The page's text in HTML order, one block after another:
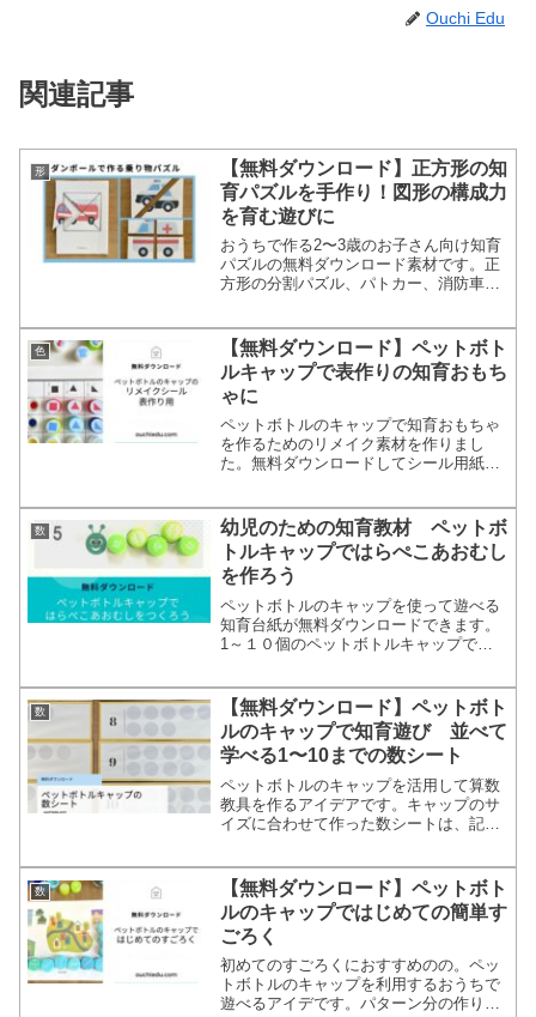
Ouchi Edu
関連記事
形
【無料ダウンロード】正方形の知
育パズルを手作り！図形の構成力
を育む遊びに
おうちで作る2〜3歳のお子さん向け知育
パズルの無料ダウンロード素材です。正
方形の分割パズル、パトカー、消防車、
ールなどの廃材を活用して作れます。
色
【無料ダウンロード】ペットボト
ルキャップで表作りの知育おもち
ゃに
ペットボトルのキャップで知育おもちゃ
を作るためのリメイク素材を作りまし
た。無料ダウンロードしてシール用紙に
ング遊び、同図形発見、色分類、表整
理、などいろんな知育遊びに使えます。
数
幼児のための知育教材 ペットボ
トルキャップではらぺこあおむし
を作ろう
ペットボトルのキャップを使って遊べる
知育台紙が無料ダウンロードできます。
1～１０個のペットボトルキャップでは
におすすめ
数
【無料ダウンロード】ペットボト
ルのキャップで知育遊び 並べて
学べる1〜10までの数シート
ペットボトルのキャップを活用して算数
教具を作るアイデアです。キャップのサ
イズに合わせて作った数シートは、記事
ング、色、などいろんなテーマで遊べま
す。手作り知育おもちゃとしてお楽しみ
ください。
数
【無料ダウンロード】ペットボト
ルのキャップではじめての簡単す
ごろく
初めてのすごろくにおすすめのの。ペッ
トボトルのキャップを利用するおうちで
遊べるアイデです。パターン分の作り方